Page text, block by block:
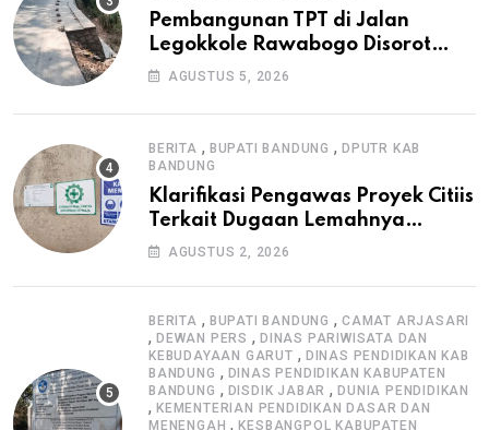
Pembangunan TPT di Jalan
Legokkole Rawabogo Disorot
Warga, Selesai Tanpa Papan
AGUSTUS 5, 2026
BERITA , BUPATI BANDUNG ,DPUTR KAB
BANDUNG
Klarifikasi Pengawas Proyek Citiis
Terkait Dugaan Lemahnya
Pengawasan K3
AGUSTUS 2, 2026
BERITA , BUPATI BANDUNG ,CAMAT ARJASARI
, DEWAN PERS , DINAS PARIWISATA DAN
KEBUDAYAAN GARUT , DINAS PENDIDIKAN KAB
BANDUNG , DINAS PENDIDIKAN KABUPATEN
BANDUNG , DISDIK JABAR ,DUNIA PENDIDIKAN
, KEMENTERIAN PENDIDIKAN DASAR DAN
MENENGAH ,KESBANGPOL KABUPATEN